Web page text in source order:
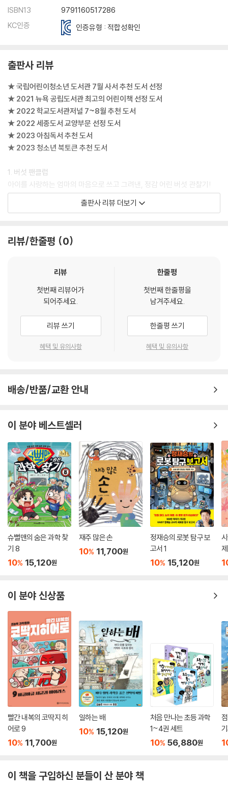
ISBN13
9791160517286
KC인증
인증유형 : 적합성확인
출판사 리뷰
★ 국립어린이청소년 도서관 7월 사서 추천 도서 선정
★ 2021 뉴욕 공립도서관 최고의 어린이책 선정 도서
★ 2022 학교도서관저널 7~8월 추천 도서
★ 2022 세종도서 교양부문 선정 도서
★ 2023 아침독서 추천 도서
★ 2023 청소년 북토큰 추천 도서
1. 버섯 팬클럽
아이를 사랑하는 엄마의 마음으로 쓰고 그려낸, 정감 어린 버섯 관찰기!
피자의 토핑으로 잘게 썰려 납작한 모습으로만 보던 버섯은 실제로는 울퉁
곳에 숨어 있는 버섯! 우리 함께 ‘버섯 팬클럽’ 회원이 되어 우리의 ‘워너비
야 하는 것은 비밀이에요! 사슴, 새, 곰, 다람쥐도 버섯을 보면 눈을 반짝,
콩을 사랑하는 사람, 콩을 더 알고 싶은 사람, 알콩달콩 여기 모여라!
떡과 빵으로, 밥과 나물로, 간장과 된장으로 다양하게 모습을 바꾸는 변신
동안 잘 몰랐던 콩과 가까워질 수 있어요. 어느 지역에서 언제부터 키워 왔
3. 벌레 팬클럽
우리와 함께 사는 작고 귀엽고 신기한 벌레들을 만나요
보면 볼수록 독특하게 생긴 벌레들. 징그럽다며 손사래 치는 사람도 있지
만 이 작고 특이한 생명체들을 애정 어린 눈으로 관찰하는 사람도 있습니
다. 바로 작가 엘리즈 그라벨처럼요! 엘리즈 그라벨은 자신이 가장 흥미롭
게 생각해 온 벌레들을 꼼꼼히 관찰한 뒤, 그 특징을 통통 튀는 그림과 이해
하기 쉬운 글로 책 속에 담아냈습니다. 대벌레와 기린바구미, 헤라클레스
장수풍뎅이 등 다양한 벌레의 특징과 생태, 재미있는 사실, 상상 속에서 만
들어 낸 벌레 등 다양한 구성을 통해 벌레를 더 가까이 이해하고 친숙하게
느낄 수 있습니다.
다양한 발을 관찰하며 동물의 생태를 이해해요
동물들은 저마다 특별한 발을 가지고 있습니다. 발의 생김새도, 하는 일도
가지각색이지요. 꼬마 펭귄과 함께 동물들의 발을 살펴보면서 지구 곳곳의
동물이 어떻게 환경에 적응해 살아가는지 구경해요. 귀엽고 발랄한 그림,
만화적인 표현이 한데 어우러져 동물의 생태를 즐겁게 이해하도록 도와줍
니다. 동물에 호기심을 가진 어린이라면 이 책을 통해 동물들의 발이 서로
다르게 생긴 이유를 깨닫고 자신의 발도 좀 더 사랑하게 될 거예요. 자신의
발을 좋아하게 된 꼬마 펭귄처럼요!
4. 미생물 팬클럽
아주아주 작고 작은 미생물의 세계를 함께 들여다봐요
나 보세요! 여러분에게 낯설게 느껴질지도 모르는 미생물을 귀여운 그림
과 재치 있는 말투로 친근하고 편안하게 소개합니다. 무엇보다 미생물에
출판사 리뷰 더보기
리뷰/한줄평 0
리뷰
첫번째 리뷰어가
되어주세요.
리뷰 쓰기
혜택 및 유의사항
한줄평
첫번째 한줄평을
남겨주세요.
한줄평 쓰기
혜택 및 유의사항
배송/반품/교환 안내
이 분야 베스트셀러
슈뻘맨의 숨은 과학 찾
기 8
10% 15,120원
재주 많은 손
10% 11,700원
정재승의 로봇 탐구 보
고서 1
10% 15,120원
이 분야 신상품
빨간 내복의 코딱지 히
어로 9
10% 11,700원
일하는 배
10% 15,120원
처음 만나는 초등 과학
1~4권 세트
10% 56,880원
이 책을 구입하신 분들이 산 분야 책